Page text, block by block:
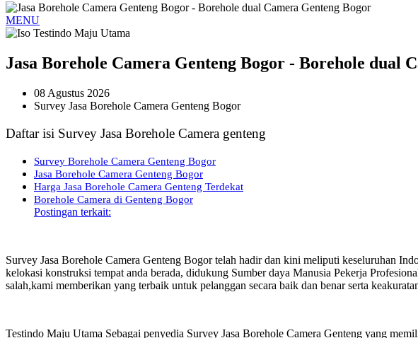
MENU
Jasa Borehole Camera Genteng Bogor - Borehole dual
08 Agustus 2026
Survey Jasa Borehole Camera Genteng Bogor
Daftar isi Survey Jasa Borehole Camera genteng
Survey Borehole Camera Genteng Bogor
Jasa Borehole Camera Genteng Bogor
Harga Jasa Borehole Camera Genteng Terdekat
Borehole Camera di Genteng Bogor
Postingan terkait:
Survey Jasa Borehole Camera Genteng Bogor telah hadir dan kini meliputi keseluruhan
kelokasi konstruksi tempat anda berada, didukung Sumber daya Manusia Pekerja
salah,kami memberikan yang terbaik untuk pelanggan secara baik dan benar serta
Testindo Maju Utama Sebagai penyedia Survey Jasa Borehole Camera Genteng yang